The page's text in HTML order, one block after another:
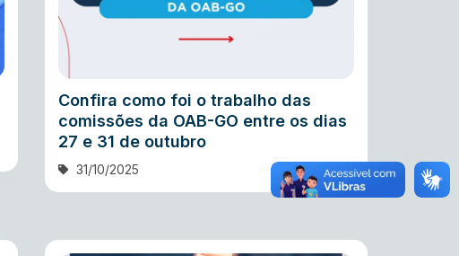
Confira como foi o trabalho das
comissões da OAB-GO entre os dias
27 e 31 de outubro
31/10/2025